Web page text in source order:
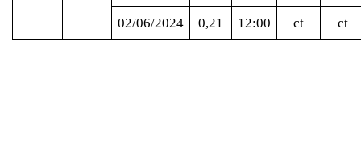
02/06/2024 0,21 12:00 ct ct